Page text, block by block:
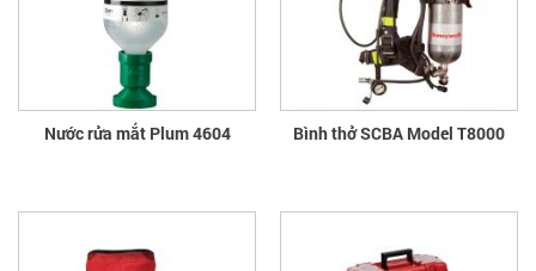
Nước rửa mắt Plum 4604 Bình thở SCBA Model T8000